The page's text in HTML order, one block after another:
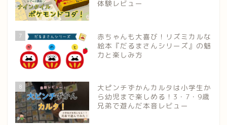
体験レビュー
7
赤ちゃんも大喜び！リズミカルな
絵本『だるまさんシリーズ』の魅
力と楽しみ方
8
大ピンチずかんカルタは小学生か
ら幼児まで楽しめる！3・7・9歳
兄弟で遊んだ本音レビュー